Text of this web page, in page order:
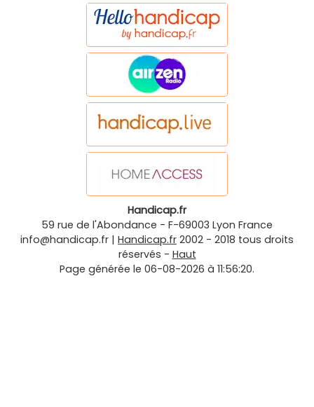
Handicap.fr
59 rue de l'Abondance - F-69003 Lyon France
info@handicap.fr | Handicap.fr 2002 - 2018 tous droits
réservés - Haut
Page générée le 06-08-2026 à 11:56:20.